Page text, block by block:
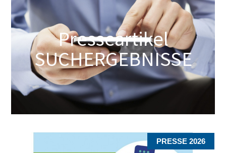
Presseartikel
SUCHERGEBNISSE
PRESSE 2026